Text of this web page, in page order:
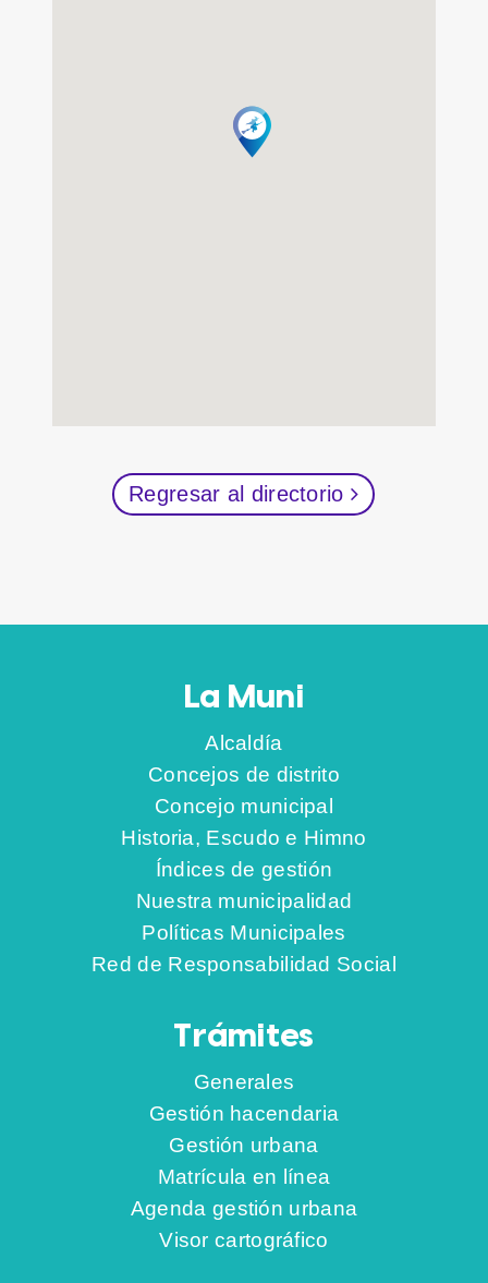
Regresar al directorio
La Muni
Alcaldía
Concejos de distrito
Concejo municipal
Historia, Escudo e Himno
Índices de gestión
Nuestra municipalidad
Políticas Municipales
Red de Responsabilidad Social
Trámites
Generales
Gestión hacendaria
Gestión urbana
Matrícula en línea
Agenda gestión urbana
Visor cartográfico